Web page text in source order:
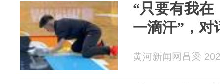
“只要有我在
一滴汗”，对
黄河新闻网吕梁